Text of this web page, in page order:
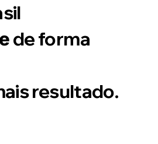
de forma
resultado.